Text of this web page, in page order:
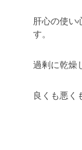
肝心の使い
す。
過剰に乾燥
良くも悪く